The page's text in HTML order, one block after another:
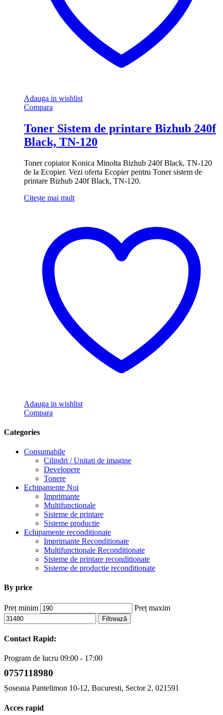
Adauga in wishlist
Compara
Toner Sistem de printare Bizhub 240f
Black, TN-120
Toner copiator Konica Minolta Bizhub 240f Black, TN-120
de la Ecopier. Vezi oferta Ecopier pentru Toner sistem de
printare Bizhub 240f Black, TN-120.
Citește mai mult
Adauga in wishlist
Compara
Categories
Consumabile
Cilindri / Unitati de imagine
Developere
Tonere
Echipamente Noi
Imprimante
Multifunctionale
Sisteme de printare
Sisteme productie
Echipamente reconditionate
Imprimante Reconditionate
Multifunctionale Reconditionate
Sisteme de printare reconditionate
Sisteme de productie reconditionate
By price
Preț minim Preț maxim
Filtrează
Contact Rapid:
Program de lucru 09:00 - 17:00
0757118980
Șoseaua Pantelimon 10-12, Bucuresti, Sector 2, 021591
Acces rapid